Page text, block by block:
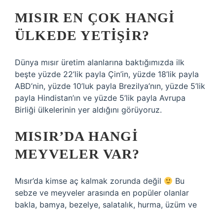
MISIR EN ÇOK HANGI
ÜLKEDE YETIŞIR?
Dünya mısır üretim alanlarına baktığımızda ilk
beşte yüzde 22’lik payla Çin’in, yüzde 18’lik payla
ABD’nin, yüzde 10’luk payla Brezilya’nın, yüzde 5’lik
payla Hindistan’ın ve yüzde 5’lik payla Avrupa
Birliği ülkelerinin yer aldığını görüyoruz.
MISIR’DA HANGI
MEYVELER VAR?
Mısır’da kimse aç kalmak zorunda değil
Bu
sebze ve meyveler arasında en popüler olanlar
bakla, bamya, bezelye, salatalık, hurma, üzüm ve